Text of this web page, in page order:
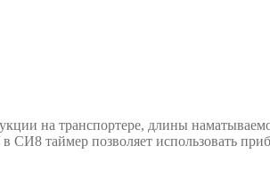
на транспортере, длины
таймер позволяет использовать